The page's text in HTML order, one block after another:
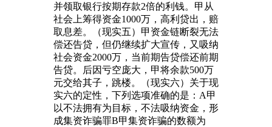
并领取银行按期存款2倍的利钱。甲从
社会上筹得资金1000万，高利贷出，赔
取息差。（现实五）甲资金链断裂无法
偿还告贷，但仍继续扩大宣传，又吸纳
社会资金2000万，当前期告贷偿还前期
告贷。后因亏空庞大，甲将余款500万
元交给其子，跳楼。（现实六）关于现
实六的定性，下列选项准确的是：A甲
以不法拥有为目标，不法吸纳资金，形
成集资诈骗罪B甲集资诈骗的数额为